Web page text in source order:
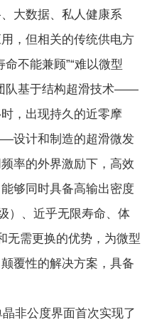
大数据、私人健康系
，但相关的传统供电方
不能兼顾”“难以微型
队基于结构超滑技术——
，出现持久的近零摩
设计和制造的超滑微发
率的外界激励下，高效
够同时具备高输出密度
）、近乎无限寿命、体
无需更换的优势，为微型
覆性的解决方案，具备
非公度界面首次实现了